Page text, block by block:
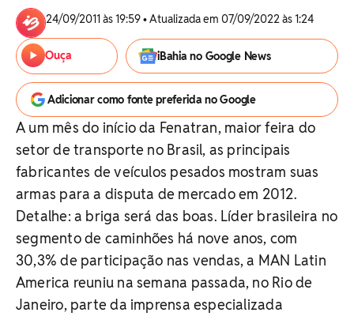
24/09/2011 às 19:59 • Atualizada em 07/09/2022 às 1:24
Ouça iBahia no Google News
Adicionar como fonte preferida no Google
A um mês do início da Fenatran, maior feira do
setor de transporte no Brasil, as principais
fabricantes de veículos pesados mostram suas
armas para a disputa de mercado em 2012.
Detalhe: a briga será das boas. Líder brasileira no
segmento de caminhões há nove anos, com
30,3% de participação nas vendas, a MAN Latin
America reuniu na semana passada, no Rio de
Janeiro, parte da imprensa especializada